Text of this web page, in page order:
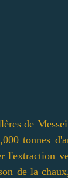
de
tonnes
l'extraction
de la